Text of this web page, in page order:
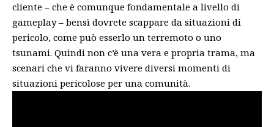
cliente – che è comunque fondamentale a livello di
gameplay – bensì dovrete scappare da situazioni di
pericolo, come può esserlo un terremoto o uno
tsunami. Quindi non c’è una vera e propria trama, ma
scenari che vi faranno vivere diversi momenti di
situazioni pericolose per una comunità.